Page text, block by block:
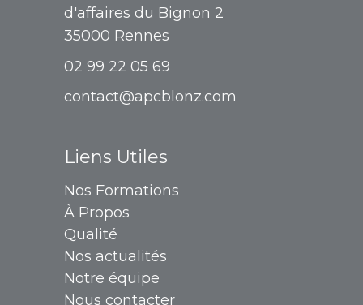
d'affaires du Bignon 2
35000 Rennes
02 99 22 05 69
contact@apcblonz.com
Liens Utiles
Nos Formations
À Propos
Qualité
Nos actualités
Notre équipe
Nous contacter